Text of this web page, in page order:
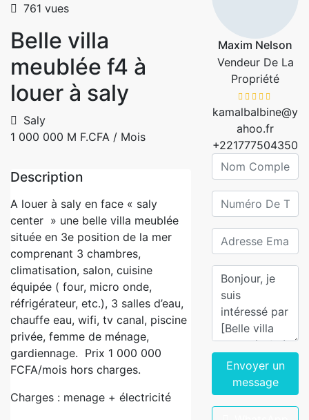
761 vues
Belle villa
meublée f4 à
louer à saly
Saly
1 000 000 M F.CFA / Mois
Description
A louer à saly en face « saly
center » une belle villa meublée
située en 3e position de la mer
comprenant 3 chambres,
climatisation, salon, cuisine
équipée ( four, micro onde,
réfrigérateur, etc.), 3 salles d’eau,
chauffe eau, wifi, tv canal, piscine
privée, femme de ménage,
gardiennage. Prix 1 000 000
FCFA/mois hors charges.
Charges : menage + électricité
Maxim Nelson
Vendeur De La
Propriété
kamalbalbine@y
ahoo.fr
+221777504350
Envoyer un
message